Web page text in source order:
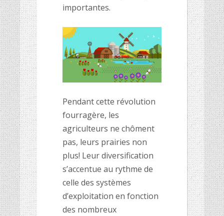
importantes.
Pendant cette révolution
fourragère, les
agriculteurs ne chôment
pas, leurs prairies non
plus! Leur diversification
s’accentue au rythme de
celle des systèmes
d’exploitation en fonction
des nombreux